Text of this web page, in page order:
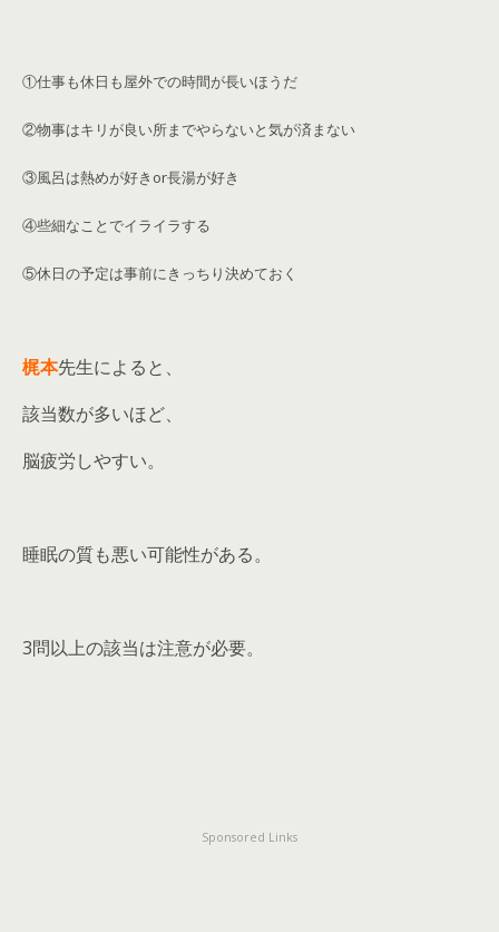
①仕事も休日も屋外での時間が長いほうだ
②物事はキリが良い所までやらないと気が済まない
③風呂は熱めが好きor長湯が好き
④些細なことでイライラする
⑤休日の予定は事前にきっちり決めておく
梶本先生によると、
該当数が多いほど、
脳疲労しやすい。
睡眠の質も悪い可能性がある。
3問以上の該当は注意が必要。
Sponsored Links